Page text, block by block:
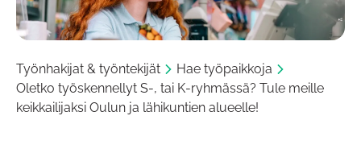
Työnhakijat & työntekijät
Hae työpaikkoja
Oletko työskennellyt S-, tai K-ryhmässä? Tule meille
keikkailijaksi Oulun ja lähikuntien alueelle!